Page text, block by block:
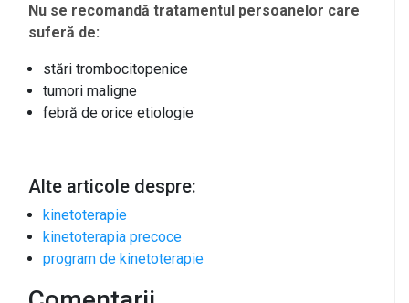
Nu se recomandă tratamentul persoanelor care
suferă de:
stări trombocitopenice
tumori maligne
febră de orice etiologie
Alte articole despre:
kinetoterapie
kinetoterapia precoce
program de kinetoterapie